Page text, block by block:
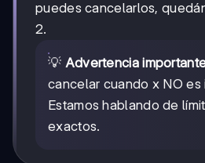
2
puedes cancelarlos,
2.
💡 Advertencia
cancelar cuando x NO es
Estamos hablando de
exactos.